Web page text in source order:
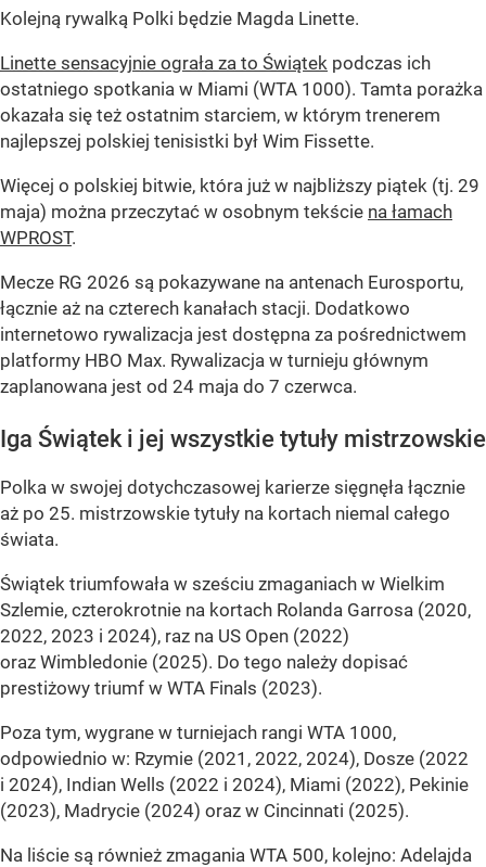
Kolejną rywalką Polki będzie Magda Linette.
Linette sensacyjnie ograła za to Świątek podczas ich
ostatniego spotkania w Miami (WTA 1000). Tamta porażka
okazała się też ostatnim starciem, w którym trenerem
najlepszej polskiej tenisistki był Wim Fissette.
Więcej o polskiej bitwie, która już w najbliższy piątek (tj. 29
maja) można przeczytać w osobnym tekście na łamach
WPROST.
Mecze RG 2026 są pokazywane na antenach Eurosportu,
łącznie aż na czterech kanałach stacji. Dodatkowo
internetowo rywalizacja jest dostępna za pośrednictwem
platformy HBO Max. Rywalizacja w turnieju głównym
zaplanowana jest od 24 maja do 7 czerwca.
Iga Świątek i jej wszystkie tytuły mistrzowskie
Polka w swojej dotychczasowej karierze sięgnęła łącznie
aż po 25. mistrzowskie tytuły na kortach niemal całego
świata.
Świątek triumfowała w sześciu zmaganiach w Wielkim
Szlemie, czterokrotnie na kortach Rolanda Garrosa (2020,
2022, 2023 i 2024), raz na US Open (2022)
oraz Wimbledonie (2025). Do tego należy dopisać
prestiżowy triumf w WTA Finals (2023).
Poza tym, wygrane w turniejach rangi WTA 1000,
odpowiednio w: Rzymie (2021, 2022, 2024), Dosze (2022
i 2024), Indian Wells (2022 i 2024), Miami (2022), Pekinie
(2023), Madrycie (2024) oraz w Cincinnati (2025).
Na liście są również zmagania WTA 500, kolejno: Adelajda